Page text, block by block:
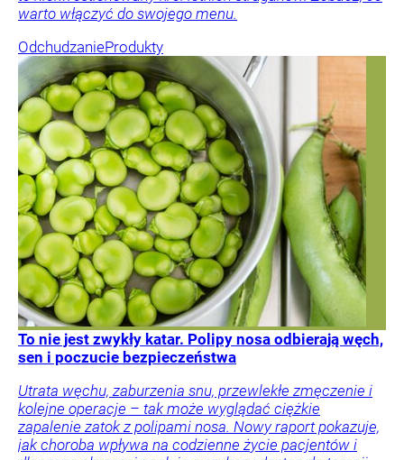
warto włączyć do swojego menu.
OdchudzanieProdukty
To nie jest zwykły katar. Polipy nosa odbierają węch,
sen i poczucie bezpieczeństwa
Utrata węchu, zaburzenia snu, przewlekłe zmęczenie i
kolejne operacje – tak może wyglądać ciężkie
zapalenie zatok z polipami nosa. Nowy raport pokazuje,
jak choroba wpływa na codzienne życie pacjentów i